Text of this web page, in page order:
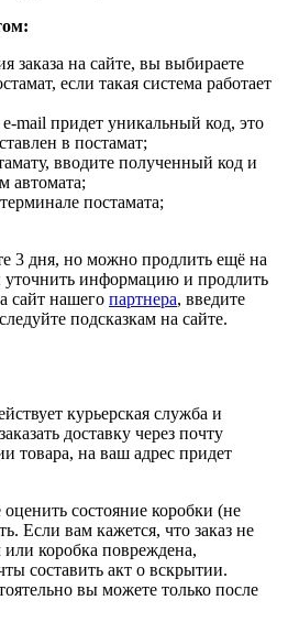
заказа на сайте, вы выбираете
если такая система работает
mail придет уникальный код, это
в постамат;
вводите полученный код и
автомата;
постамата;
3 дня, но можно продлить ещё на
информацию и продлить
сайт нашего партнера, введите
подсказкам на сайте.
курьерская служба и
доставку через почту
товара, на ваш адрес придет
состояние коробки (не
Если вам кажется, что заказ не
или коробка повреждена,
составить акт о вскрытии.
вы можете только после